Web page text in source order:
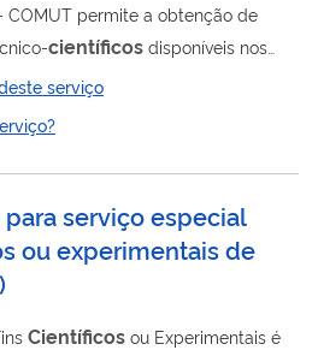
permite a obtenção de
científicos disponíveis nos
brasileiras e em serviços de
serviço
serviço especial
ou experimentais de
)
Científicos ou Experimentais é